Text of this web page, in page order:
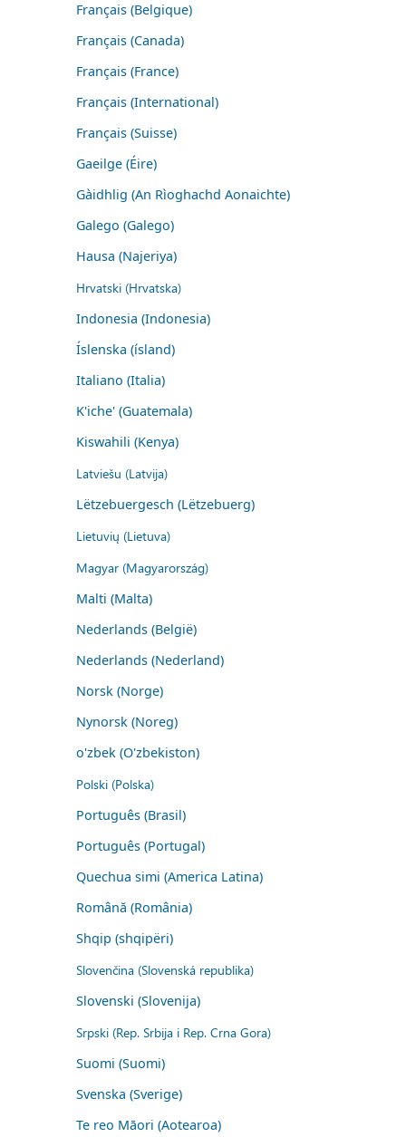
Français (Belgique)
Français (Canada)
Français (France)
Français (International)
Français (Suisse)
Gaeilge (Éire)
Gàidhlig (An Rìoghachd Aonaichte)
Galego (Galego)
Hausa (Najeriya)
Hrvatski (Hrvatska)
Indonesia (Indonesia)
Íslenska (ísland)
Italiano (Italia)
K'iche' (Guatemala)
Kiswahili (Kenya)
Latviešu (Latvija)
Lëtzebuergesch (Lëtzebuerg)
Lietuvių (Lietuva)
Magyar (Magyarország)
Malti (Malta)
Nederlands (België)
Nederlands (Nederland)
Norsk (Norge)
Nynorsk (Noreg)
o'zbek (O'zbekiston)
Polski (Polska)
Português (Brasil)
Português (Portugal)
Quechua simi (America Latina)
Română (România)
Shqip (shqipëri)
Slovenčina (Slovenská republika)
Slovenski (Slovenija)
Srpski (Rep. Srbija i Rep. Crna Gora)
Suomi (Suomi)
Svenska (Sverige)
Te reo Māori (Aotearoa)